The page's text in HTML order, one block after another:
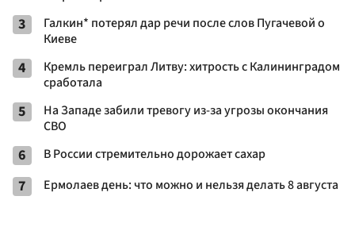
3
Галкин* потерял дар речи после слов Пугачевой о
Киеве
4
Кремль переиграл Литву: хитрость с Калининградом
сработала
5
На Западе забили тревогу из-за угрозы окончания
СВО
6 В России стремительно дорожает сахар
7 Ермолаев день: что можно и нельзя делать 8 августа